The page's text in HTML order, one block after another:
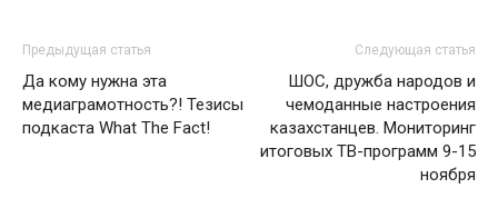
Предыдущая статья
Да кому нужна эта
медиаграмотность?! Тезисы
подкаста What The Fact!
Следующая статья
ШОС, дружба народов и
чемоданные настроения
казахстанцев. Мониторинг
итоговых ТВ-программ 9-15
ноября